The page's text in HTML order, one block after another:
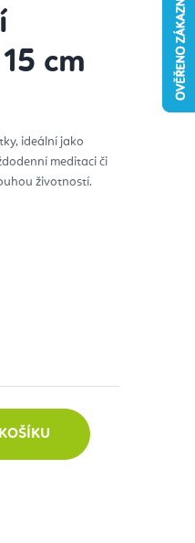
cm
ideální jako
meditaci či
životností.